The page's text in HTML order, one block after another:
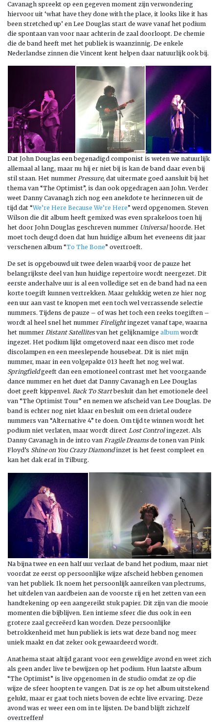
Cavanagh spreekt op een gegeven moment zijn verwondering
hiervoor uit ‘what have they done with the place, it looks like it has
been stretched up’ en Lee Douglas start de wave vanaf het podium
die spontaan van voor naar achterin de zaal doorloopt. De chemie
die de band heeft met het publiek is waanzinnig. De enkele
Nederlandse zinnen die Vincent kent helpen daar natuurlijk ook bij.
Dat John Douglas een begenadigd componist is weten we natuurlijk
allemaal al lang, maar nu hij er niet bij is kan de band daar even bij
stil staan. Het nummer Pressure, dat uitermate goed aansluit bij het
thema van “The Optimist”, is dan ook opgedragen aan John. Verder
weet Danny Cavanagh zich nog een anekdote te herinneren uit de
tijd dat “We’re Here Because We’re Here” werd opgenomen. Steven
Wilson die dit album heeft gemixed was even sprakeloos toen hij
het door John Douglas geschreven nummer Universalhoorde. Het
moet toch deugd doen dat hun huidige album het eveneens dit jaar
verschenen album “To The Bone” overtroeft.
De set is opgebouwd uit twee delen waarbij voor de pauze het
belangrijkste deel van hun huidige repertoire wordt neergezet. Dit
eerste anderhalve uur is al een volledige set en de band had na een
korte toegift kunnen vertrekken. Maar gelukkig weten ze hier nog
een uur aan vast te knopen met een toch wel verrassende selectie
nummers. Tijdens de pauze – of was het toch een reeks toegiften –
wordt al heel snel het nummer Firelightingezet vanaf tape, waarna
het nummer Distant Satellitesvan het gelijknamige album wordt
ingezet. Het podium lijkt omgetoverd naar een disco met rode
discolampen en een meeslepende housebeat. Dit is niet mijn
nummer, maar in een volgepakte 013 heeft het nog wel wat.
Springfieldgeeft dan een emotioneel contrast met het voorgaande
dance nummer en het duet dat Danny Cavanagh en Lee Douglas
doet geeft kippenvel. Back To Startbesluit dan het emotionele deel
van “The Optimist Tour” en nemen we afscheid van Lee Douglas. De
band is echter nog niet klaar en besluit om een drietal oudere
nummers van “Alternative 4” te doen. Om tijd te winnen wordt het
podium niet verlaten, maar wordt direct Lost Controlingezet. Als
Danny Cavanagh in de intro van Fragile Dreamsde tonen van Pink
Floyd’s Shine on You Crazy Diamondinzet is het feest compleet en
kan het dak eraf in Tilburg.
Na bijna twee en een half uur verlaat de band het podium, maar niet
voordat ze eerst op persoonlijke wijze afscheid hebben genomen
van het publiek. Ik noem het persoonlijk aanreiken van plectrums,
het uitdelen van aardbeien aan de voorste rij en het zetten van een
handtekening op een aangereikt stuk papier. Dit zijn van die mooie
momenten die bijblijven. Een intieme sfeer die dus ook in een
grotere zaal gecreëerd kan worden. Deze persoonlijke
betrokkenheid met hun publiek is iets wat deze band nog meer
uniek maakt en dat zeker ook gewaardeerd wordt.
Anathema staat altijd garant voor een geweldige avond en weet zich
als geen ander live te bewijzen op het podium. Hun laatste album
“The Optimist” is live opgenomen in de studio omdat ze op die
wijze de sfeer hoopten te vangen. Dat is ze op het album uitstekend
gelukt, maar er gaat toch niets boven de echte live ervaring. Deze
avond was er weer een om in te lijsten. De band blijft zichzelf
overtreffen!